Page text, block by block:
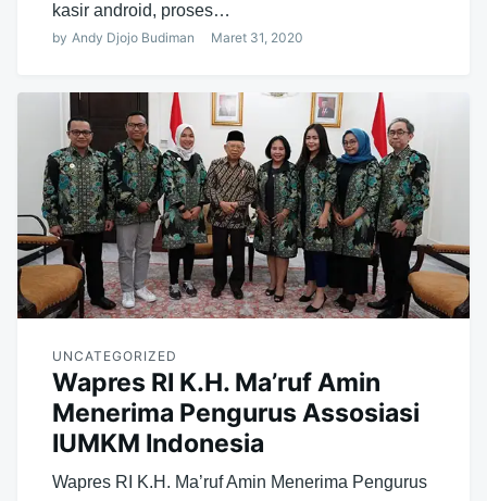
kasir android, proses…
by Andy Djojo Budiman Maret 31, 2020
UNCATEGORIZED
Wapres RI K.H. Ma’ruf Amin
Menerima Pengurus Assosiasi
IUMKM Indonesia
Wapres RI K.H. Ma’ruf Amin Menerima Pengurus